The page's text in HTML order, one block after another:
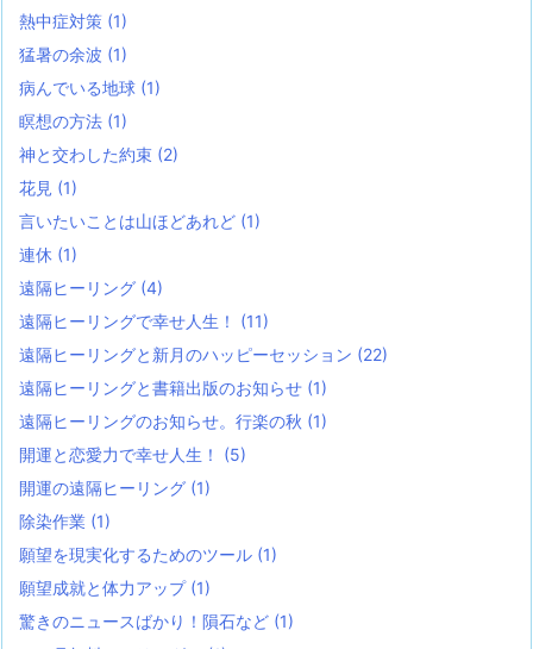
熱中症対策 (1)
猛暑の余波 (1)
病んでいる地球 (1)
瞑想の方法 (1)
神と交わした約束 (2)
花見 (1)
言いたいことは山ほどあれど (1)
連休 (1)
遠隔ヒーリング (4)
遠隔ヒーリングで幸せ人生！ (11)
遠隔ヒーリングと新月のハッピーセッション (22)
遠隔ヒーリングと書籍出版のお知らせ (1)
遠隔ヒーリングのお知らせ。行楽の秋 (1)
開運と恋愛力で幸せ人生！ (5)
開運の遠隔ヒーリング (1)
除染作業 (1)
願望を現実化するためのツール (1)
願望成就と体力アップ (1)
驚きのニュースばかり！隕石など (1)